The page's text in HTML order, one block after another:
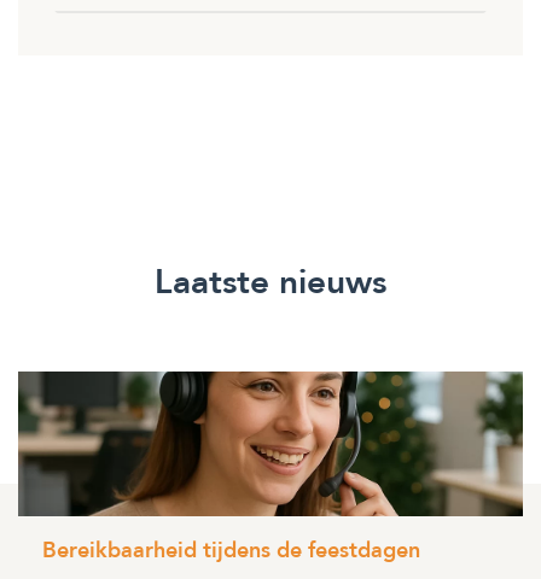
Laatste nieuws
Bereikbaarheid tijdens de feestdagen